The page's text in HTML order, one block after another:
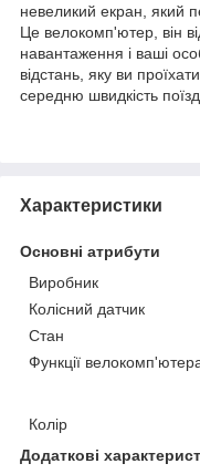
невеликий екран, який
Це велокомп'ютер, він
навантаження і ваші
відстань, яку ви
середню швидкість
Характеристики
Основні атрибути
Виробник
Колісний датчик
Стан
Функції
Колір
Додаткові